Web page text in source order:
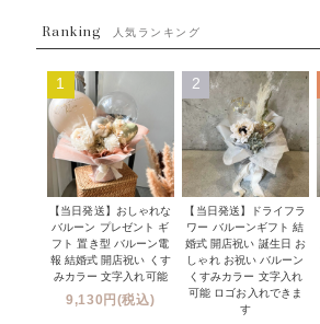
ムーンリットバルーン
コンフェッティバルーン
フリンジバルーン
デコレーションセット
プロップスバルーン
オプション
成人式・卒業式・入学式バルーンブーケ
開店・周年祝い
発表会・劇場
その他お祝い
クリスマス
新商品
発送について
Q&A
メッセージカード・電報について
オーダーメイドについて
セミオーダーについて
フリンジバルーンについて
コンフェッティバルーンについて
Ranking 人気ランキング
1
【当日発送】おしゃれな
バルーン プレゼント ギ
フト 置き型 バルーン電
報 結婚式 開店祝い くす
みカラー 文字入れ可能
9,130円(税込)
2
【当日発送】ドライフラ
ワー バルーンギフト 結
婚式 開店祝い 誕生日 お
しゃれ お祝い バルーン
くすみカラー 文字入れ
可能 ロゴお入れできま
す